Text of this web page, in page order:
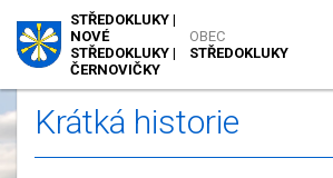
OBEC
STŘEDOKLUKY
STŘEDOKLUKY |
NOVÉ
STŘEDOKLUKY |
ČERNOVIČKY
Krátká historie